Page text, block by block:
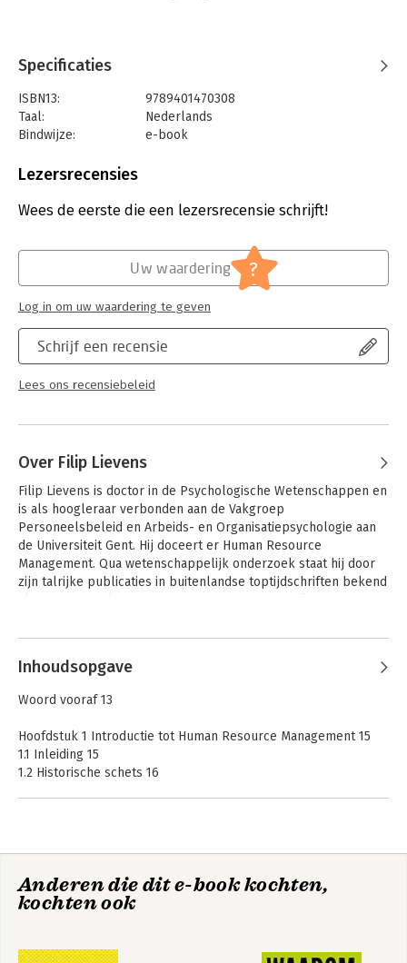
Specificaties
ISBN13:
9789401470308
Taal:
Nederlands
Bindwijze:
e-book
Bestandsformaat:
Uitgever:
LannooCampus
Hoofdrubriek: Personeelsmanagement
Lezersrecensies
Wees de eerste die een lezersrecensie schrijft!
Schrijf een recensie
Lees ons recensiebeleid
Uw waardering ?
Log in om uw waardering te geven
Over Filip Lievens
Filip Lievens is doctor in de Psychologische Wetenschappen en
is als hoogleraar verbonden aan de Vakgroep
Personeelsbeleid en Arbeids- en Organisatiepsychologie aan
de Universiteit Gent. Hij doceert er Human Resource
Management. Qua wetenschappelijk onderzoek staat hij door
zijn talrijke publicaties in buitenlandse toptijdschriften bekend
Andere boeken door Filip Lievens
Management
Inhoudsopgave
Woord vooraf 13
Hoofdstuk 1 Introductie tot Human Resource Management 15
1.1 Inleiding 15
1.2 Historische schets 16
van het personeelsbeleid 20
1.2.5 Personeelsbeleid 1945-1970 21
1.2.7 Human Capital Management en het meten van de
Anderen die dit e-book kochten,
kochten ook